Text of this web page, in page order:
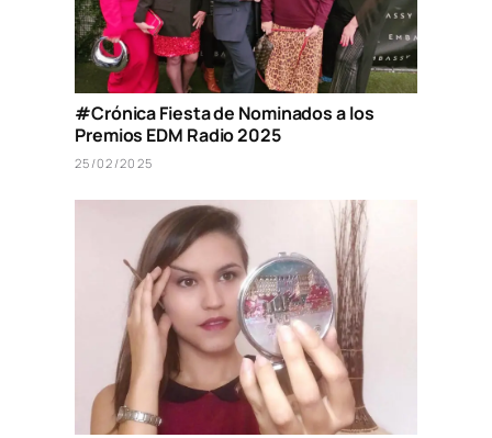
#Crónica Fiesta de Nominados a los
Premios EDM Radio 2025
25/02/2025